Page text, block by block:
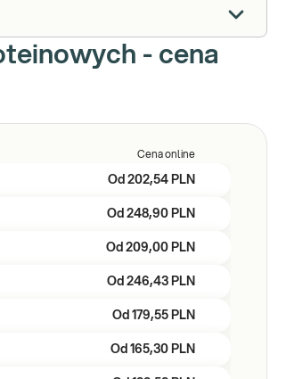
- cena
Cena online
Od 202,54 PLN
Od 248,90 PLN
Od 209,00 PLN
Od 246,43 PLN
Od 179,55 PLN
Od 165,30 PLN